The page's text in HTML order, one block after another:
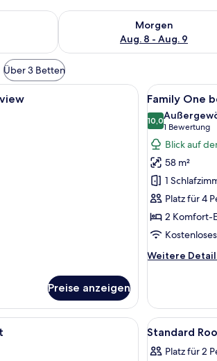
für heute Nacht, Aug. 7 - Aug. 8.
Morgen
Aug. 8 - Aug. 9
Überprüfe die Verfügbarkeit
Über 3 Betten
Ein Hotelzimmer mit einem Bett, einem Schreibtisch
Preise anzeigen
Alle
Fotos
für
Family
One
bedroom
anzeigen
7
Family One
10,010,0 von 10
1 Bewertung
(1
Blick auf
58 m²
1
Platz für 4
2 Komfort-
Weitere
Weitere
One
bedroom
Schallisolierte Zimmer, kostenloses WLAN, Bettwäsche
Alle
Fotos
für
5
Standard
Platz für 2